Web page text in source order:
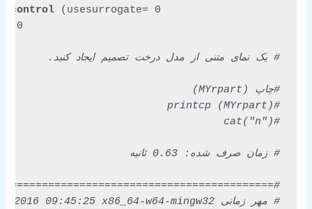
(usesurrogate= 0
0
#printcp (MYrpart)